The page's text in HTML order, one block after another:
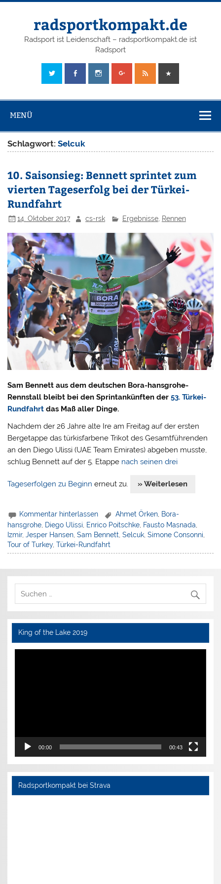
radsportkompakt.de
Radsport ist Leidenschaft – radsportkompakt.de ist
Radsport
MENÜ
Schlagwort:Selcuk
10. Saisonsieg: Bennett sprintet zum
vierten Tageserfolg bei der Türkei-
Rundfahrt
14. Oktober 2017 cs-rsk Ergebnisse, Rennen
Sam Bennett aus dem deutschen Bora-hansgrohe-
Rennstall bleibt bei den Sprintankünften der53. Türkei-
Rundfahrt das Maß aller Dinge.
Nachdem der 26 Jahre alte Ire am Freitag auf der ersten
Bergetappe das türkisfarbene Trikot des Gesamtführenden
an den Diego Ulissi (UAE Team Emirates) abgeben musste,
schlug Bennett auf der 5. Etappe nach seinen drei
Tageserfolgen zu Beginn erneut zu. » Weiterlesen
Kommentar hinterlassen Ahmet Örken Bora-
hansgrohe Diego Ulissi Enrico Poitschke Fausto Masnada
Izmir,Jesper Hansen ,Sam Bennett ,Selcuk ,Simone Consonni
Tour of Turkey,Türkei-Rundfahrt
King of the Lake 2019
Video-
00:00 00:43
Radsportkompakt bei Strava